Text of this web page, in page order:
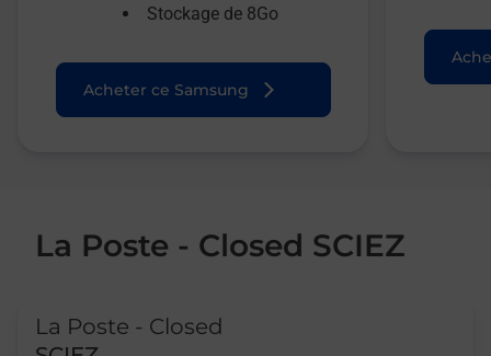
Stockage de 8Go
Acheter ce Samsung
La Poste - Closed SCIEZ
La Poste - Closed